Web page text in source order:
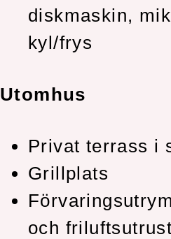
diskmaskin,
kyl/frys
Utomhus
Privat terrass i
Grillplats
och